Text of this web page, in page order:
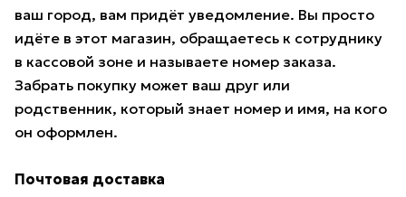
ваш город, вам придёт уведомление. Вы просто
идёте в этот магазин, обращаетесь к сотруднику
в кассовой зоне и называете номер заказа.
Забрать покупку может ваш друг или
родственник, который знает номер и имя, на кого
он оформлен.
Почтовая доставка